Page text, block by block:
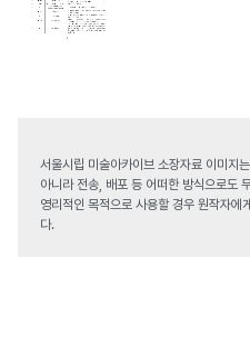
서울시립 미술아카이브 소장자료 이미지
아니라 전송, 배포 등 어떠한 방식으로도
영리적인 목적으로 사용할 경우 원작자에
다.